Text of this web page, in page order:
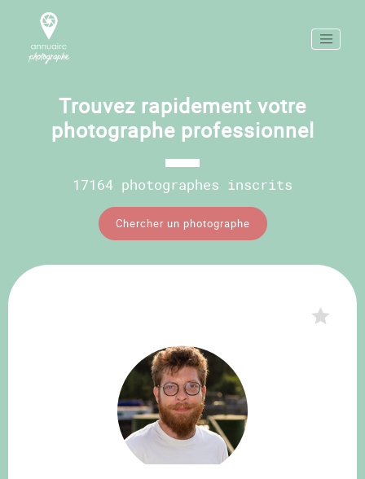
Trouvez rapidement votre
photographe professionnel
17164 photographes inscrits
Chercher un photographe